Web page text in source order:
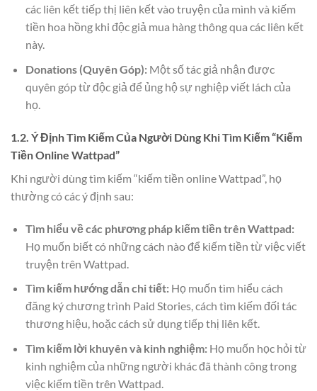
các liên kết tiếp thị liên kết vào truyện của mình và kiếm
tiền hoa hồng khi độc giả mua hàng thông qua các liên kết
này.
Donations (Quyên Góp):Một số tác giả nhận được
quyên góp từ độc giả để ủng hộ sự nghiệp viết lách của
họ.
1.2. Ý Định Tìm Kiếm Của Người Dùng Khi Tìm Kiếm “Kiếm
Tiền Online Wattpad”
Khi người dùng tìm kiếm “kiếm tiền online Wattpad”, họ
thường có các ý định sau:
Tìm hiểu về các phương pháp kiếm tiền trên Wattpad:
Họ muốn biết có những cách nào để kiếm tiền từ việc viết
truyện trên Wattpad.
Tìm kiếm hướng dẫn chi tiết:Họ muốn tìm hiểu cách
đăng ký chương trình Paid Stories, cách tìm kiếm đối tác
thương hiệu, hoặc cách sử dụng tiếp thị liên kết.
Tìm kiếm lời khuyên và kinh nghiệm:Họ muốn học hỏi từ
kinh nghiệm của những người khác đã thành công trong
việc kiếm tiền trên Wattpad.